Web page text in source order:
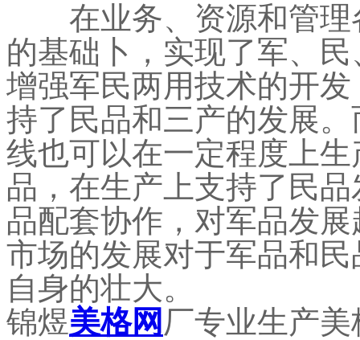
在业务、资源和管理
的基础卜，实现了军、
增强军民两用技术的开
持了民品和三产的发展
线也可以在一定程度上
品，在生产上支持了民
品配套协作，对军品发
市场的发展对于军品和
自身的壮大。
锦煜美格网 厂专业生产